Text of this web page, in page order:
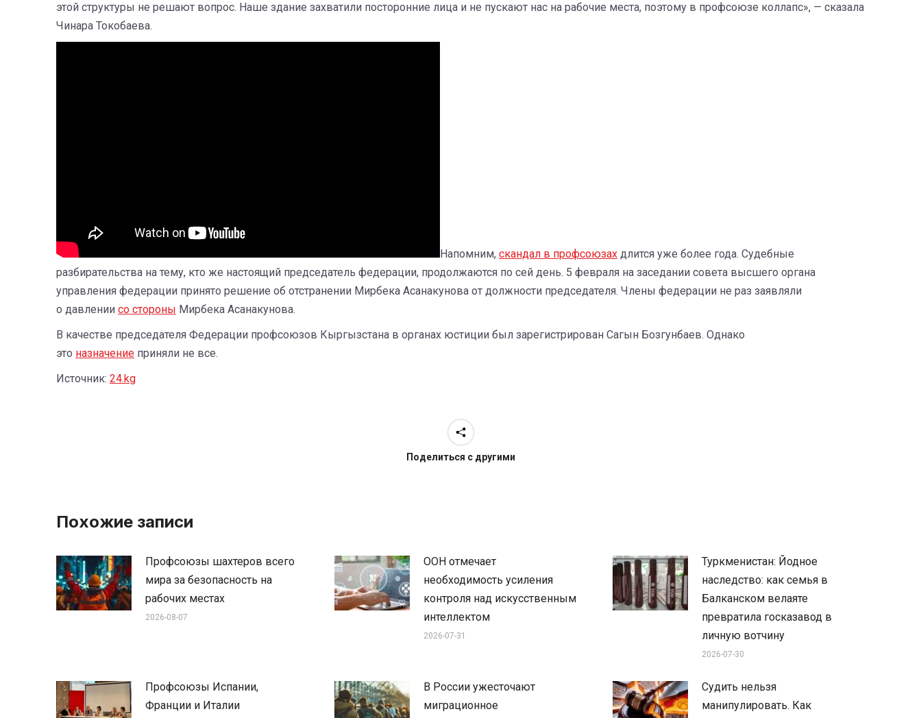
этой структуры не решают вопрос. Наше здание захватили посторонние лица и не пускают нас на рабочие места, поэтому в профсоюзе коллапс», — сказала
Чинара Токобаева.
Напомним, скандал в профсоюзах длится уже более года. Судебные
разбирательства на тему, кто же настоящий председатель федерации, продолжаются по сей день. 5 февраля на заседании совета высшего органа
управления федерации принято решение об отстранении Мирбека Асанакунова от должности председателя. Члены федерации не раз заявляли
о давлении со стороны Мирбека Асанакунова.
В качестве председателя Федерации профсоюзов Кыргызстана в органах юстиции был зарегистрирован Сагын Бозгунбаев. Однако
это назначение приняли не все.
Источник: 24.kg
Поделиться с другими
Похожие записи
Профсоюзы шахтеров всего
мира за безопасность на
рабочих местах
2026-08-07
ООН отмечает
необходимость усиления
контроля над искусственным
интеллектом
2026-07-31
Туркменистан: Йодное
наследство: как семья в
Балканском велаяте
превратила госказавод в
личную вотчину
2026-07-30
Профсоюзы Испании,
Франции и Италии
В России ужесточают
миграционное
Судить нельзя
манипулировать. Как